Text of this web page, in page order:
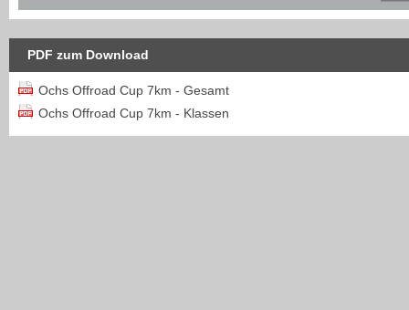
PDF zum Download
Ochs Offroad Cup 7km - Gesamt
Ochs Offroad Cup 7km - Klassen